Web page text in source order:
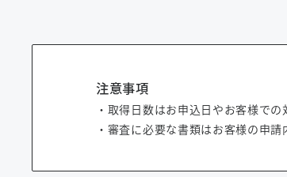
注意事項
・取得日数はお申込日やお客様で
・審査に必要な書類はお客様の申